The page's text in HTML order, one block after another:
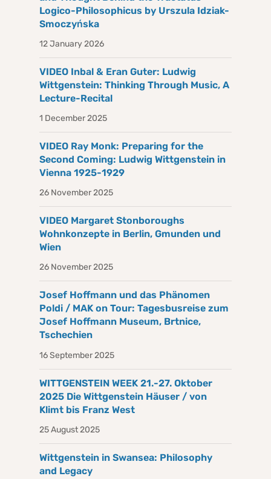
Logico-Philosophicus by Urszula Idziak-
Smoczyńska
12 January 2026
VIDEO Inbal & Eran Guter: Ludwig
Wittgenstein: Thinking Through Music, A
Lecture-Recital
1 December 2025
VIDEO Ray Monk: Preparing for the
Second Coming: Ludwig Wittgenstein in
Vienna 1925-1929
26 November 2025
VIDEO Margaret Stonboroughs
Wohnkonzepte in Berlin, Gmunden und
Wien
26 November 2025
Josef Hoffmann und das Phänomen
Poldi / MAK on Tour: Tagesbusreise zum
Josef Hoffmann Museum, Brtnice,
Tschechien
16 September 2025
WITTGENSTEIN WEEK 21.-27. Oktober
2025 Die Wittgenstein Häuser / von
Klimt bis Franz West
25 August 2025
Wittgenstein in Swansea: Philosophy
and Legacy